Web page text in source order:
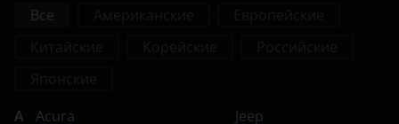
Все
A
Acura
Jeep